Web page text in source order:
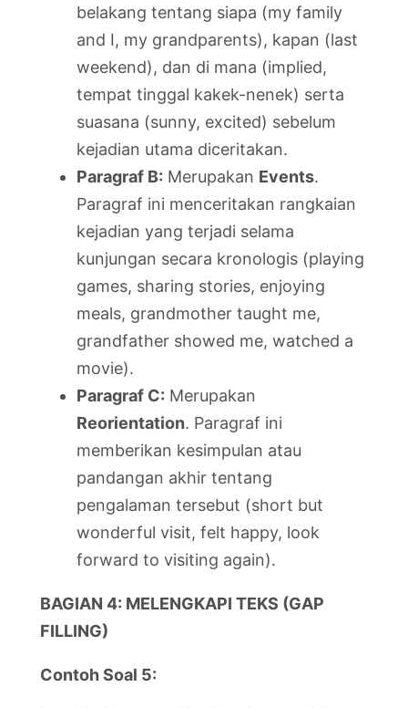
belakang tentang siapa (my family
and I, my grandparents), kapan (last
weekend), dan di mana (implied,
tempat tinggal kakek-nenek) serta
suasana (sunny, excited) sebelum
kejadian utama diceritakan.
Paragraf B: Merupakan Events.
Paragraf ini menceritakan rangkaian
kejadian yang terjadi selama
kunjungan secara kronologis (playing
games, sharing stories, enjoying
meals, grandmother taught me,
grandfather showed me, watched a
movie).
Paragraf C: Merupakan
Reorientation. Paragraf ini
memberikan kesimpulan atau
pandangan akhir tentang
pengalaman tersebut (short but
wonderful visit, felt happy, look
forward to visiting again).
BAGIAN 4: MELENGKAPI TEKS (GAP
FILLING)
Contoh Soal 5: